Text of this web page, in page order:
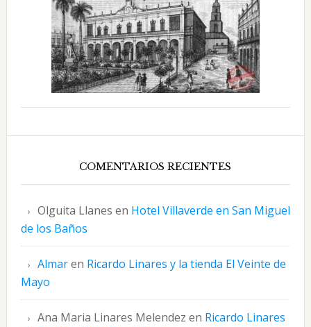
COMENTARIOS RECIENTES
Olguita Llanes en Hotel Villaverde en San Miguel
de los Baños
Almaren Ricardo Linares y la tienda El Veinte de
Mayo
Ana Maria Linares Melendez en Ricardo Linares